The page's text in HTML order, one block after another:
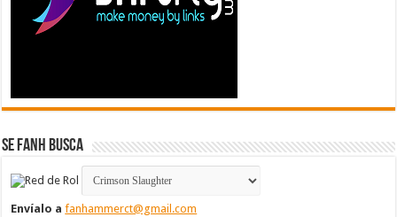
Se FanH Busca
Envíalo afanhammerct@gmail.com